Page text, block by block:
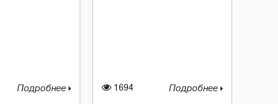
Подробнее 1694 Подробнее